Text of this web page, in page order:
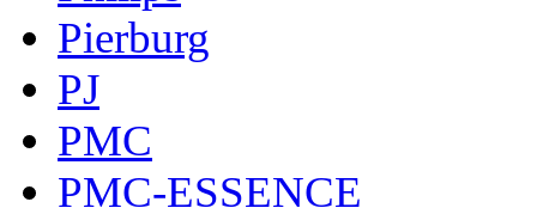
Pierburg
PJ
PMC
PMC-ESSENCE